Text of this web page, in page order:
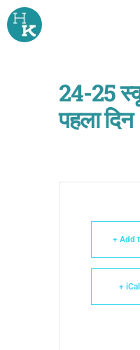
Skip
to
content
24-25
पहला दिन
+ Add
+